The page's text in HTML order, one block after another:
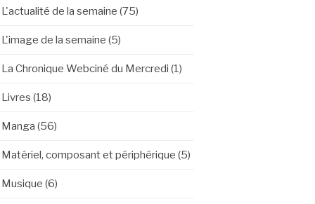
L'actualité de la semaine (75)
L'image de la semaine (5)
La Chronique Webciné du Mercredi (1)
Livres (18)
Manga (56)
Matériel, composant et périphérique (5)
Musique (6)